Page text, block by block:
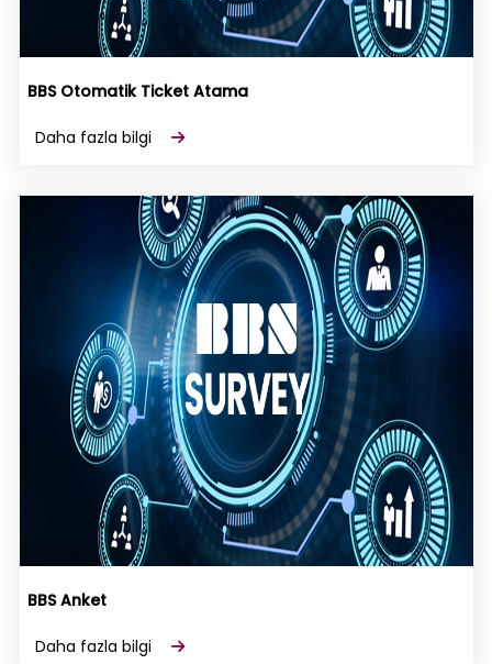
BBS Otomatik Ticket Atama
Daha fazla bilgi
BBS Anket
Daha fazla bilgi